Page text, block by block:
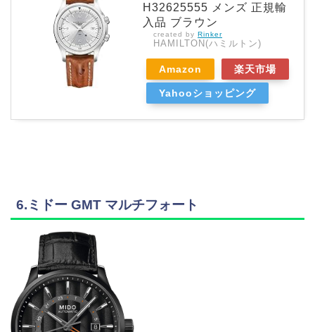
H32625555 メンズ 正規輸
入品 ブラウン
created by Rinker
HAMILTON(ハミルトン)
Amazon 楽天市場
Yahooショッピング
6.ミドー GMT マルチフォート